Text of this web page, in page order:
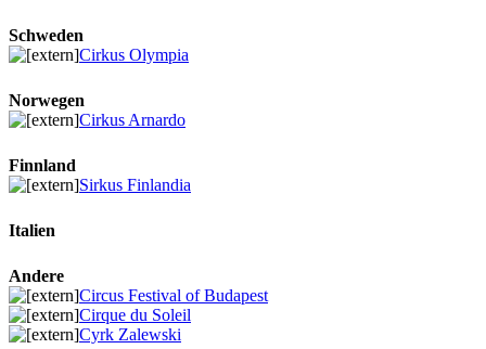
Schweden
Cirkus Olympia
Norwegen
Cirkus Arnardo
Finnland
Sirkus Finlandia
Italien
Andere
Circus Festival of Budapest
Cirque du Soleil
Cyrk Zalewski